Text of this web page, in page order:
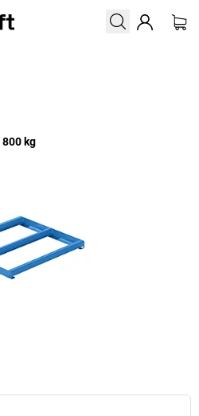
800 kg